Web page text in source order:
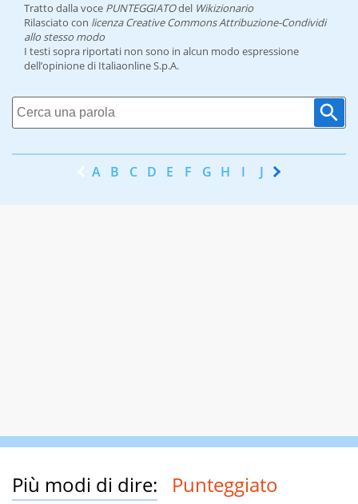
Tratto dalla voce PUNTEGGIATOdel Wikizionario
Rilasciato con licenza Creative Commons Attribuzione-Condividi
allo stesso modo
I testi sopra riportati non sono in alcun modo espressione
dell’opinione di Italiaonline S.p.A.
A B C D E F G H I J K
Più modi di dire: Punteggiato